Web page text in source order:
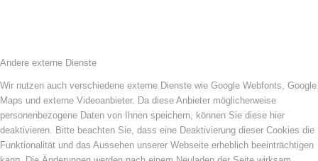
Andere externe Dienste
Wir nutzen auch verschiedene externe Dienste wie Google Webfonts, Google
Maps und externe Videoanbieter. Da diese Anbieter möglicherweise
personenbezogene Daten von Ihnen speichern, können Sie diese hier
deaktivieren. Bitte beachten Sie, dass eine Deaktivierung dieser Cookies die
Funktionalität und das Aussehen unserer Webseite erheblich beeinträchtigen